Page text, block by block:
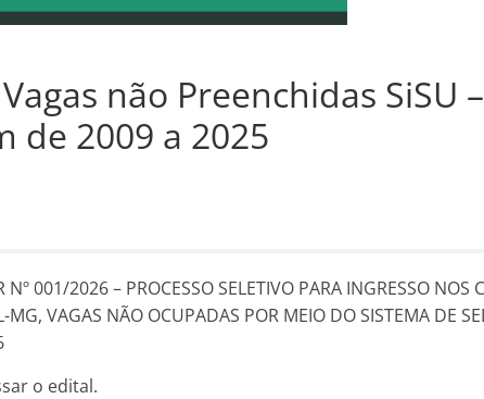
não Preenchidas SiSU –
de 2009 a 2025
001/2026 – PROCESSO SELETIVO PARA INGRESSO NOS
VAGAS NÃO OCUPADAS POR MEIO DO SISTEMA DE
o edital.